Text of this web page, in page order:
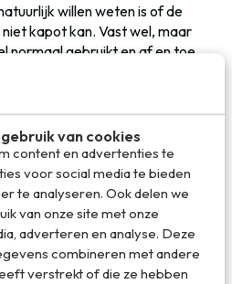
van cookies
content en advertenties te
voor social media te bieden
te analyseren. Ook delen we
van onze site met onze
adverteren en analyse. Deze
combineren met andere
verstrekt of die ze hebben
willen weten is of de
kapot kan. Vast wel, maar
normaal gebruikt en af en toe
Tegen valschade tot 1,8
ook wanneer je deze op
(true story). Het glas aan de
Corning Gorilla Glass 5, een van
voor telefoons gebruikt
tegen stof, vuil en zand. En
IP68 gecertificeerd en houdt
diepte uit. De camera had
beter gemogen, ondanks de 16